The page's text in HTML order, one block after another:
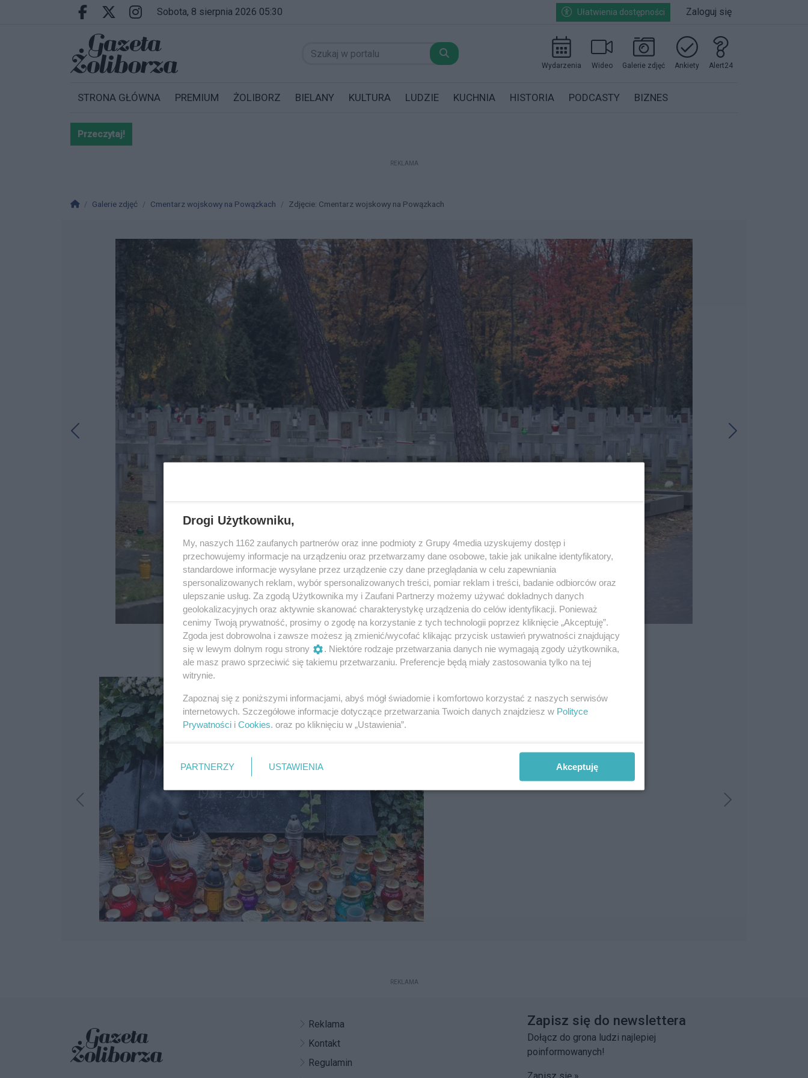
Przejdź do głównych treści
Przejdź do wyszukiwarki
Przejdź do głównego menu
Facebook.com
X.comInstagram.com
sobota, 8 sierpnia 2026 05:30 Ułatwienia dostępności Zaloguj się
Wydarzenia Wideo Galerie zdjęć Ankiety Alert24
STRONA GŁÓWNA PREMIUM ŻOLIBORZ BIELANY KULTURA LUDZIE KUCHNIA HISTORIA PODCASTY BIZNES
Przeczytaj!
REKLAMA
Strona główna
Galerie zdjęć Cmentarz wojskowy na Powązkach Zdjęcie: Cmentarz wojskowy na Powązkach
9 / 62
REKLAMA
Reklama
Kontakt
Regulamin
Zapisz się do newslettera
Dołącz do grona ludzi najlepiej
poinformowanych!
Drogi Użytkowniku,
My, naszych 1162 zaufanych partnerów oraz inne podmioty z Grupy 4media uzyskujemy dostęp i
przechowujemy informacje na urządzeniu oraz przetwarzamy dane osobowe, takie jak unikalne identyfikatory,
standardowe informacje wysyłane przez urządzenie czy dane przeglądania w celu zapewniania
spersonalizowanych reklam, wybór spersonalizowanych treści, pomiar reklam i treści, badanie odbiorców oraz
ulepszanie usług. Za zgodą Użytkownika my i Zaufani Partnerzy możemy używać dokładnych danych
geolokalizacyjnych oraz aktywnie skanować charakterystykę urządzenia do celów identyfikacji. Ponieważ
cenimy Twoją prywatność, prosimy o zgodę na korzystanie z tych technologii poprzez kliknięcie „Akceptuję”.
Zgoda jest dobrowolna i zawsze możesz ją zmienić/wycofać klikając przycisk ustawień prywatności znajdujący
się w lewym dolnym rogu strony
. Niektóre rodzaje przetwarzania danych nie wymagają zgody użytkownika,
ale masz prawo sprzeciwić się takiemu przetwarzaniu. Preferencje będą miały zastosowania tylko na tej
witrynie.
Zapoznaj się z poniższymi informacjami, abyś mógł świadomie i komfortowo korzystać z naszych serwisów
internetowych. Szczegółowe informacje dotyczące przetwarzania Twoich danych znajdziesz w Polityce
Prywatności i Cookies . oraz po kliknięciu w „Ustawienia”.
PARTNERZY USTAWIENIA Akceptuję